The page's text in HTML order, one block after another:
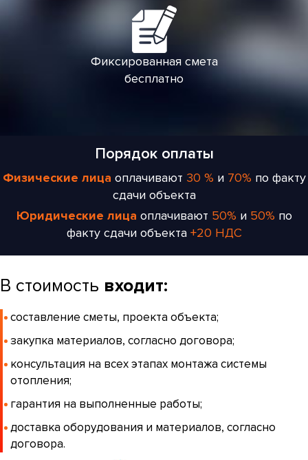
Фиксированная смета
бесплатно
Порядок оплаты
Физические лица оплачивают 30 % и 70% по факту
сдачи объекта
Юридические лица оплачивают 50% и 50% по
факту сдачи объекта +20 НДС
В стоимость входит:
составление сметы, проекта объекта;
закупка материалов, согласно договора;
консультация на всех этапах монтажа системы
отопления;
гарантия на выполненные работы;
доставка оборудования и материалов, согласно
договора.